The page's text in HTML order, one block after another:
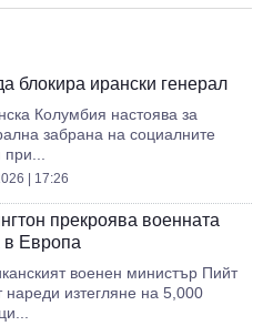
блокира ирански генерал
Колумбия настоява за
забрана на социалните
| 17:26
прекроява военната
в Европа
военен министър Пийт
нареди изтегляне на 5,000